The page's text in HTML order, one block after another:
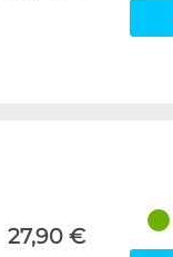
27,90 €